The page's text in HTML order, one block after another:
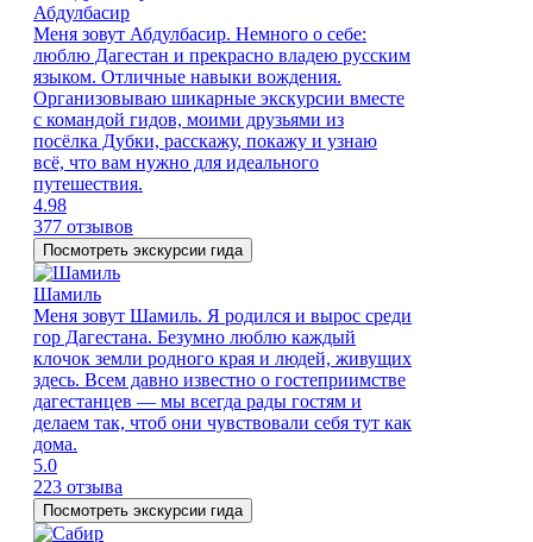
Абдулбасир
Меня зовут Абдулбасир. Немного о себе:
люблю Дагестан и прекрасно владею русским
языком. Отличные навыки вождения.
Организовываю шикарные экскурсии вместе
с командой гидов, моими друзьями из
посёлка Дубки, расскажу, покажу и узнаю
всё, что вам нужно для идеального
путешествия.
4.98
377 отзывов
Посмотреть экскурсии гида
Шамиль
Меня зовут Шамиль. Я родился и вырос среди
гор Дагестана. Безумно люблю каждый
клочок земли родного края и людей, живущих
здесь. Всем давно известно о гостеприимстве
дагестанцев — мы всегда рады гостям и
делаем так, чтоб они чувствовали себя тут как
дома.
5.0
223 отзыва
Посмотреть экскурсии гида